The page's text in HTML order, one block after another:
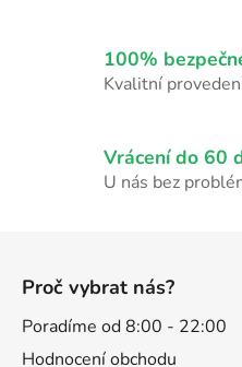
100%
Kvalitní
Vrácení do 60
U nás bez
Proč vybrat nás?
Poradíme od 8:00 - 22:00
Hodnocení obchodu